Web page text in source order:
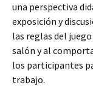
una perspectiva
exposición y
las reglas del
salón y al
los participantes
trabajo.